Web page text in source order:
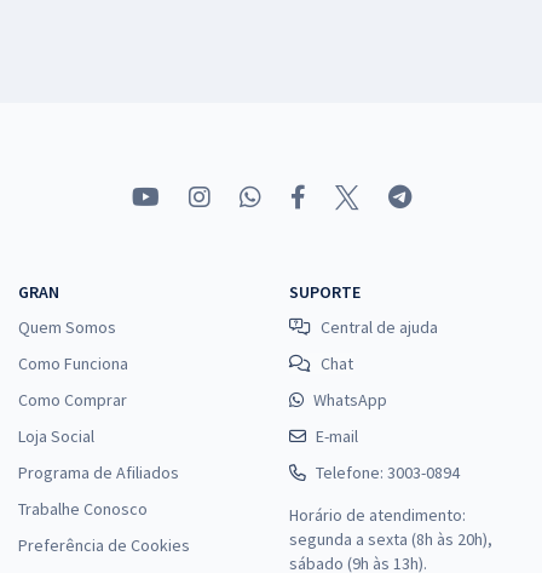
GRAN
Quem Somos
Como Funciona
Como Comprar
Loja Social
Programa de Afiliados
Trabalhe Conosco
Preferência de Cookies
SUPORTE
Central de ajuda
Chat
WhatsApp
E-mail
Telefone: 3003-0894
Horário de atendimento:
segunda a sexta (8h às 20h),
sábado (9h às 13h).